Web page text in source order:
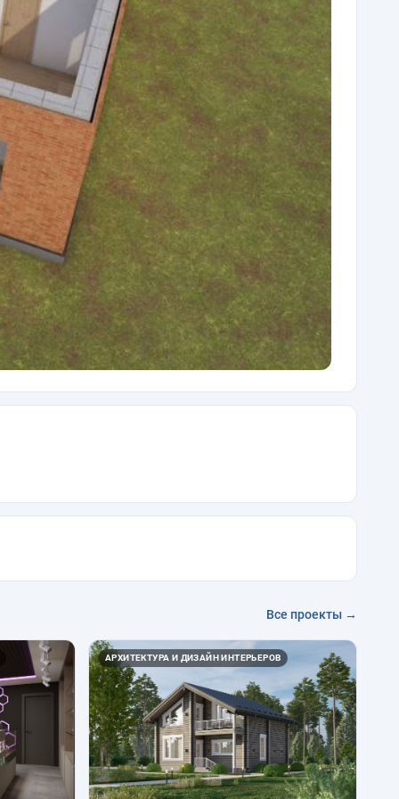
Все проекты →
АРХИТЕКТУРА И ДИЗАЙН ИНТЕРЬЕРОВ